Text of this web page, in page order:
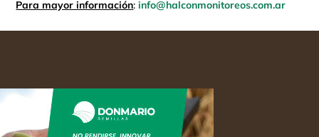
Para mayor información:info@halconmonitoreos.com.ar